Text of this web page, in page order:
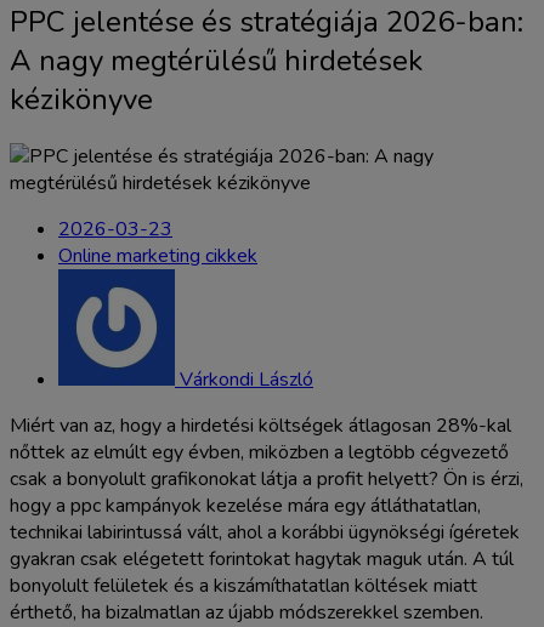
PPC jelentése és stratégiája 2026-ban:
A nagy megtérülésű hirdetések
kézikönyve
2026-03-23
Online marketing cikkek
Várkondi László
Miért van az, hogy a hirdetési költségek átlagosan 28%-kal
nőttek az elmúlt egy évben, miközben a legtöbb cégvezető
csak a bonyolult grafikonokat látja a profit helyett? Ön is érzi,
hogy a ppc kampányok kezelése mára egy átláthatatlan,
technikai labirintussá vált, ahol a korábbi ügynökségi ígéretek
gyakran csak elégetett forintokat hagytak maguk után. A túl
bonyolult felületek és a kiszámíthatatlan költések miatt
érthető, ha bizalmatlan az újabb módszerekkel szemben.